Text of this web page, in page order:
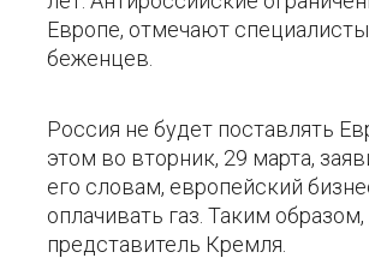
Европе, отмечают
беженцев.
Россия не будет поставлять
этом во вторник, 29 марта,
его словам, европейский
оплачивать газ. Таким
представитель Кремля.